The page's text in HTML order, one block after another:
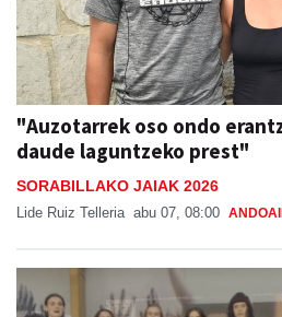
"Auzotarrek oso ondo
daude laguntzeko prest"
SORABILLAKO JAIAK 2026
Lide Ruiz Telleria abu 07, 08:00